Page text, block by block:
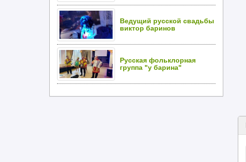
Ведущий русской свадьбы
виктор баринов
Русская фольклорная
группа "у барина"